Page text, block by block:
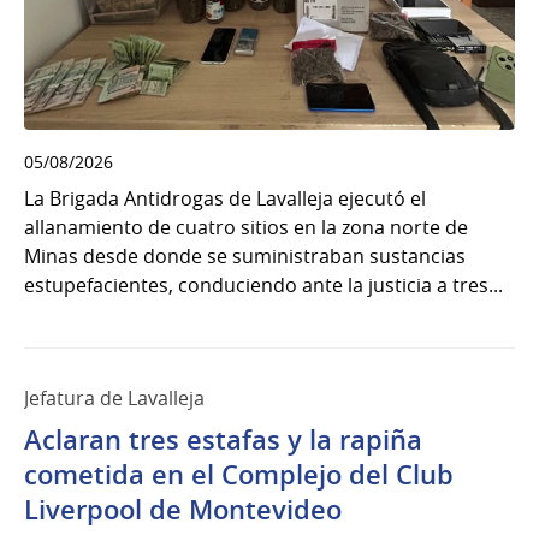
05/08/2026
La Brigada Antidrogas de Lavalleja ejecutó el
allanamiento de cuatro sitios en la zona norte de
Minas desde donde se suministraban sustancias
estupefacientes, conduciendo ante la justicia a tres...
Jefatura de Lavalleja
Aclaran tres estafas y la rapiña
cometida en el Complejo del Club
Liverpool de Montevideo